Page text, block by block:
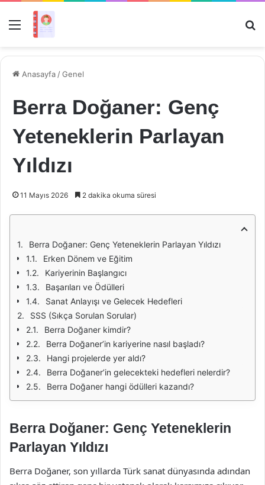
Menü
Anasayfa /Genel
Berra Doğaner: Genç
Yeteneklerin Parlayan
Yıldızı
11 Mayıs 2026 2 dakika okuma süresi
Berra Doğaner: Genç Yeteneklerin Parlayan Yıldızı
Erken Dönem ve Eğitim
Kariyerinin Başlangıcı
Başarıları ve Ödülleri
Sanat Anlayışı ve Gelecek Hedefleri
SSS (Sıkça Sorulan Sorular)
Berra Doğaner kimdir?
Berra Doğaner’in kariyerine nasıl başladı?
Hangi projelerde yer aldı?
Berra Doğaner’in gelecekteki hedefleri nelerdir?
Berra Doğaner hangi ödülleri kazandı?
Berra Doğaner: Genç Yeteneklerin
Parlayan Yıldızı
Berra Doğaner, son yıllarda Türk sanat dünyasında adından